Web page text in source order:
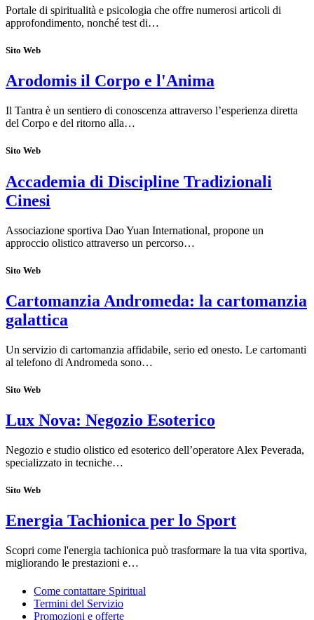
Portale di spiritualità e psicologia che offre numerosi articoli di
approfondimento, nonché test di…
Sito Web
Arodomis il Corpo e l'Anima
Il Tantra è un sentiero di conoscenza attraverso l’esperienza diretta
del Corpo e del ritorno alla…
Sito Web
Accademia di Discipline Tradizionali
Cinesi
Associazione sportiva Dao Yuan International, propone un
approccio olistico attraverso un percorso…
Sito Web
Cartomanzia Andromeda: la cartomanzia
galattica
Un servizio di cartomanzia affidabile, serio ed onesto. Le cartomanti
al telefono di Andromeda sono…
Sito Web
Lux Nova: Negozio Esoterico
Negozio e studio olistico ed esoterico dell’operatore Alex Peverada,
specializzato in tecniche…
Sito Web
Energia Tachionica per lo Sport
Scopri come l'energia tachionica può trasformare la tua vita sportiva,
migliorando le prestazioni e…
Come contattare Spiritual
Termini del Servizio
Promozioni e offerte